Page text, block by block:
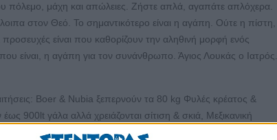
πόλεμο, μάχη και απώλειες. Ζήστε απλά, αγαπάτε απλόχερα.
στον Θεό. Το σημαντικότερο είναι η αγάπη. Ούτε η πίστη,
είναι που καθορίζουν την αληθινή μορφή ενός
είναι, η αγάπη για τον συνάνθρωπο. Άγιος Λουκάς ο Ιατρός.
Boer & Nubia ξεπερνούν τα 80 kg Φυλές κρέατος &
900lt γάλα αλλά χρειάζονται σίτιση & σκιά, Μεξικανική
Νιγηριανός νάνος ζυγίζει μόνο 15-25 κιλά αλλά παράγει γάλα